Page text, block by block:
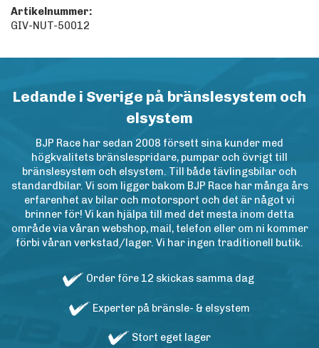
Artikelnummer:
GIV-NUT-50012
Ledande i Sverige på bränslesystem och
elsystem
BJP Race har sedan 2008 försett sina kunder med
högkvalitets bränslespridare, pumpar och övrigt till
bränslesystem och elsystem. Till både tävlingsbilar och
standardbilar. Vi som ligger bakom BJP Race har många års
erfarenhet av bilar och motorsport och det är något vi
brinner för! Vi kan hjälpa till med det mesta inom detta
område via våran webshop, mail, telefon eller om ni kommer
förbi våran verkstad/lager. Vi har ingen traditionell butik.
Order före 12 skickas samma dag
Experter på bränsle- & elsystem
Stort eget lager